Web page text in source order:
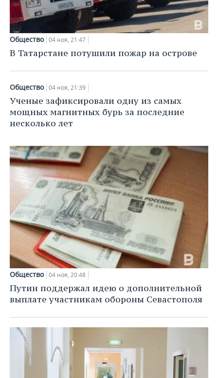
ХОККЕЙ С МЯЧОМ
ПРОИСШЕСТВИЯ
Общество 04 ноя, 21:47
В Татарстане потушили пожар на острове
Общество 04 ноя, 21:39
Ученые зафиксировали одну из самых
мощных магнитных бурь за последние
несколько лет
Общество 04 ноя, 20:48
Путин поддержал идею о дополнительной
выплате участникам обороны Севастополя